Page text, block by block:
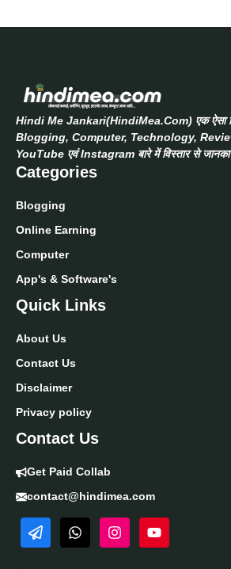
Hindi Me Jankari(HindiMea.Com) एक ऐसा
Blogging, Computer, Technology,
YouTube एवं Instagram बारे में विस्तार से
Categories
Blogging
Online Earning
Computer
App's & Software's
Quick Links
About Us
Contact Us
Disclaimer
Privacy policy
Contact Us
Get Paid Collab
contact@hindimea.com